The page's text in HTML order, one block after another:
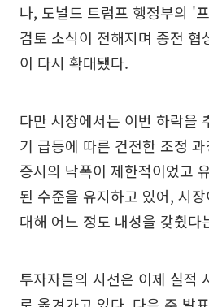
나, 도널드 트럼프 행정부의 '
검토 소식이 전해지며 종전 협
이 다시 확대됐다.
다만 시장에서는 이번 하락을
기 급등에 따른 건전한 조정
증시의 낙폭이 제한적이었고
된 수준을 유지하고 있어, 시
대해 어느 정도 내성을 갖췄다
투자자들의 시선은 이제 실적